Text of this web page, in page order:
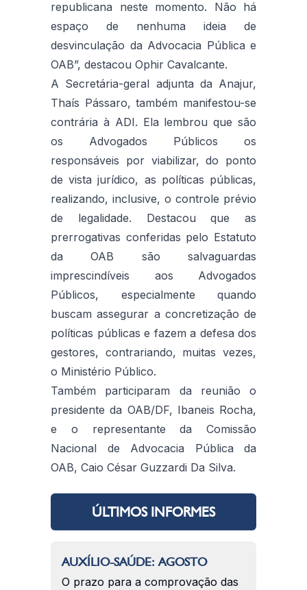
republicana neste momento. Não há
espaço de nenhuma ideia de
desvinculação da Advocacia Pública e
OAB”, destacou Ophir Cavalcante.
A Secretária-geral adjunta da Anajur,
Thaís Pássaro, também manifestou-se
contrária à ADI. Ela lembrou que são
os Advogados Públicos os
responsáveis por viabilizar, do ponto
de vista jurídico, as políticas públicas,
realizando, inclusive, o controle prévio
de legalidade. Destacou que as
prerrogativas conferidas pelo Estatuto
da OAB são salvaguardas
imprescindíveis aos Advogados
Públicos, especialmente quando
buscam assegurar a concretização de
políticas públicas e fazem a defesa dos
gestores, contrariando, muitas vezes,
o Ministério Público.
Também participaram da reunião o
presidente da OAB/DF, Ibaneis Rocha,
e o representante da Comissão
Nacional de Advocacia Pública da
OAB, Caio César Guzzardi Da Silva.
ÚLTIMOS INFORMES
AUXÍLIO-SAÚDE: AGOSTO
O prazo para a comprovação das